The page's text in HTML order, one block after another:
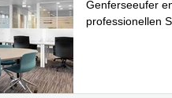
Genferseeufer
professionellen